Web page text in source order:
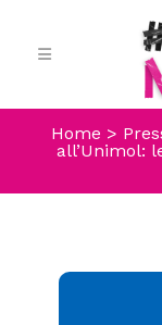
Home >
all’Unimol: